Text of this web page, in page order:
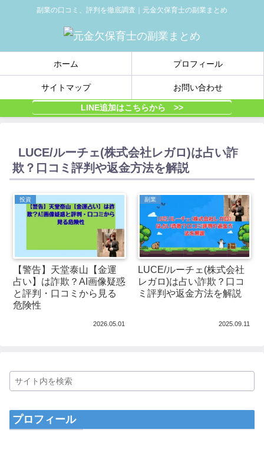
副業の口コミ、評判を徹底調査｜元金欠保育士の副業まとめ
ホーム プロフィール
サイトマップ お問い合わせ
LINE追加はこちらから >>
LUCE/ルーチェ(株式会社レガロ)は占い詐
欺？口コミ評判や返金方法を解説
投資
【警告】天堂泰山【金運
占い】は詐欺？AI画像疑惑
と評判・口コミから見る
危険性
2026.05.01
副業
LUCE/ルーチェ(株式会社
レガロ)は占い詐欺？口コ
ミ評判や返金方法を解説
2025.09.11
プロフィール